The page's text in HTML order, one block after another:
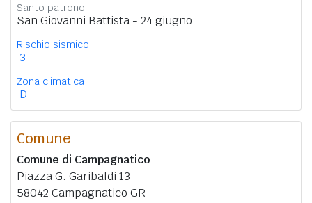
Santo patrono
San Giovanni Battista - 24 giugno
Rischio sismico
3
Zona climatica
D
Comune
Comune di Campagnatico
Piazza G. Garibaldi 13
58042 Campagnatico GR